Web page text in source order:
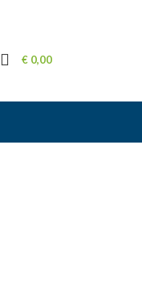
€ 0,00